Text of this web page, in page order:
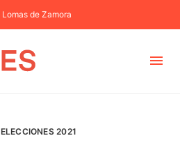
Lomas de Zamora
ELECCIONES 2021